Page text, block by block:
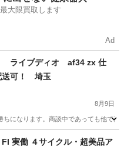
大限買取します
Ad
ライブディオ af34 zx 仕
可！ 埼玉
8月9日
なります。商談中であっても他で売
ライブディオ
実働 ４サイクル・超美品ア